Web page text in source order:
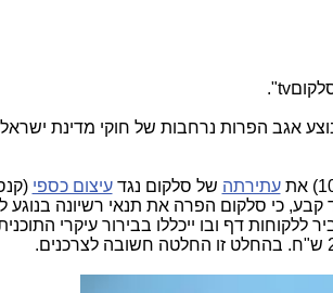
אגב הפרות נרחבות של חוקי מדינת
עתירתה של סלקום נגדעיצום כספי
כי סלקום הפרה את תנאי רשיונה בנוגע
דף ובו ייכללו בבירור עיקרי